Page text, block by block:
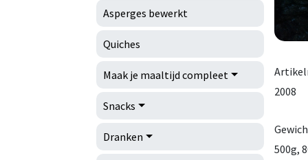
Asperges bewerkt
Quiches
Maak je maaltijd compleet
Snacks
Dranken
2008
500g,